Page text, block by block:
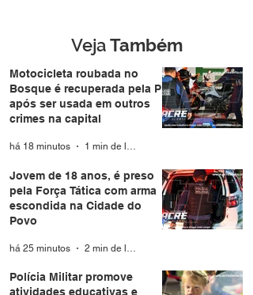
VejaTambém
Motocicleta roubada no
Bosque é recuperada pela PM
após ser usada em outros
crimes na capital
há 18 minutos 1 min de leitura
Jovem de 18 anos, é preso
pela Força Tática com arma
escondida na Cidade do
Povo
há 25 minutos 2 min de leitura
Polícia Militar promove
atividades educativas e